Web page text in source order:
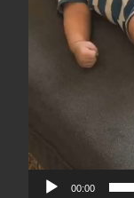
00:00